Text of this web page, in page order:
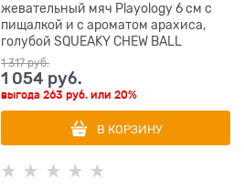
жевательный мяч Playology 6 см с
пищалкой и с ароматом арахиса,
голубой SQUEAKY CHEW BALL
1 317 руб.
1 054 руб.
выгода263 руб. или20%
В КОРЗИНУ